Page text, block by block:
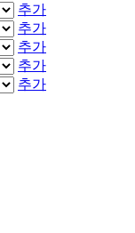
추가
추가
추가
추가
추가